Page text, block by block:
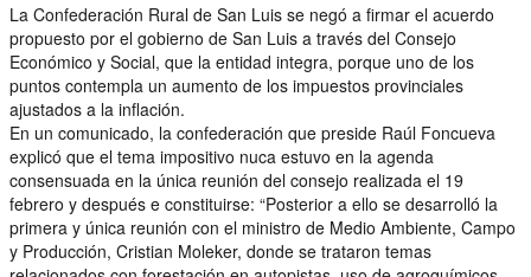
La Confederación Rural de San Luis se negó a firmar el acuerdo
propuesto por el gobierno de San Luis a través del Consejo
Económico y Social, que la entidad integra, porque uno de los
puntos contempla un aumento de los impuestos provinciales
ajustados a la inflación.
En un comunicado, la confederación que preside Raúl Foncueva
explicó que el tema impositivo nuca estuvo en la agenda
consensuada en la única reunión del consejo realizada el 19
febrero y después e constituirse: “Posterior a ello se desarrolló la
primera y única reunión con el ministro de Medio Ambiente, Campo
y Producción, Cristian Moleker, donde se trataron temas